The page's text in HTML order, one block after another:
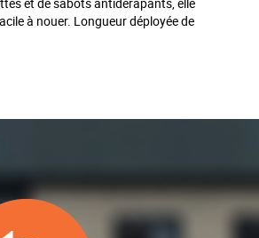
à nouer. Longueur déployée de